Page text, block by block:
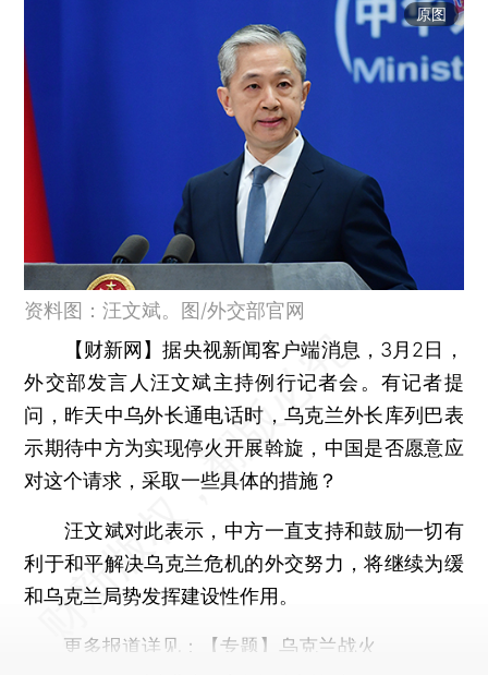
原图
资料图：汪文斌。图/外交部官网
【财新网】据央视新闻客户端消息，3月2日，
外交部发言人汪文斌主持例行记者会。有记者提
问，昨天中乌外长通电话时，乌克兰外长库列巴表
示期待中方为实现停火开展斡旋，中国是否愿意应
对这个请求，采取一些具体的措施？
汪文斌对此表示，中方一直支持和鼓励一切有
利于和平解决乌克兰危机的外交努力，将继续为缓
和乌克兰局势发挥建设性作用。
更多报道详见： 【专题】乌克兰战火